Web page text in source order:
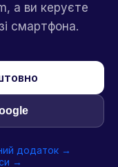
а ви керуєте
смартфона.
додаток →
→